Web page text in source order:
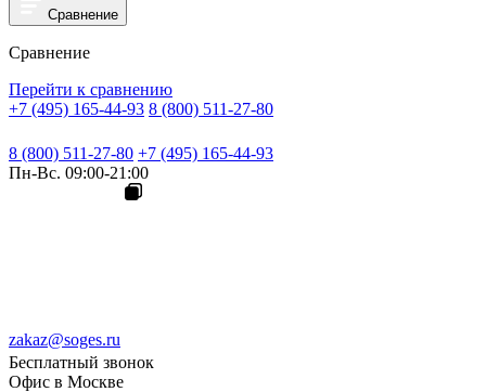
Сравнение
Сравнение
Перейти к сравнению
+7 (495) 165-44-93 8 (800) 511-27-80
8 (800) 511-27-80 +7 (495) 165-44-93
Пн-Вс. 09:00-21:00
zakaz@soges.ru
Бесплатный звонок
Офис в Москве